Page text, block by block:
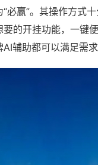
必赢”。其操作方式
的开挂功能，一键
辅助都可以满足需求